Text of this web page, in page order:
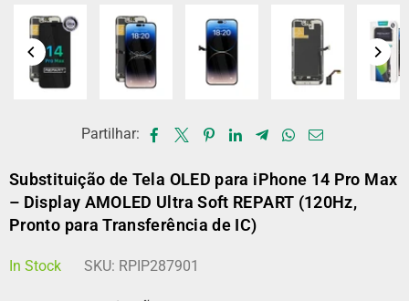
Partilhar:
Substituição de Tela OLED para iPhone 14 Pro Max
– Display AMOLED Ultra Soft REPART (120Hz,
Pronto para Transferência de IC)
In Stock SKU: RPIP287901